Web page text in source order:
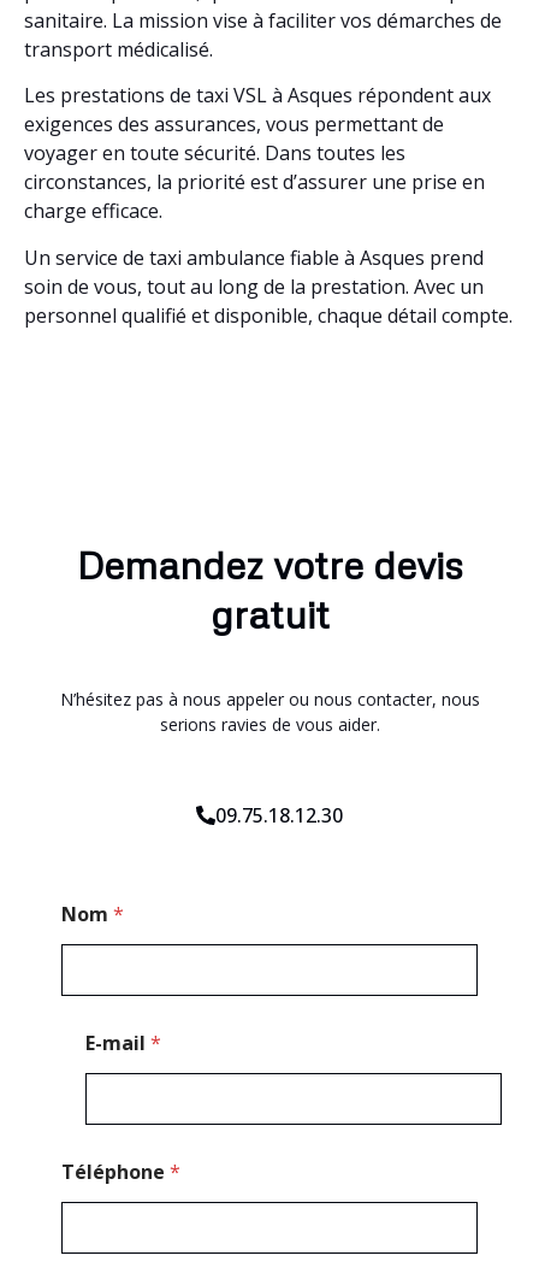
sanitaire. La mission vise à faciliter vos démarches de
transport médicalisé.
Les prestations de taxi VSL à Asques répondent aux
exigences des assurances, vous permettant de
voyager en toute sécurité. Dans toutes les
circonstances, la priorité est d’assurer une prise en
charge efficace.
Un service de taxi ambulance fiable à Asques prend
soin de vous, tout au long de la prestation. Avec un
personnel qualifié et disponible, chaque détail compte.
Demandez votre devis
gratuit
N’hésitez pas à nous appeler ou nous contacter, nous
serions ravies de vous aider.
09.75.18.12.30
Nom *
E-mail *
Téléphone *